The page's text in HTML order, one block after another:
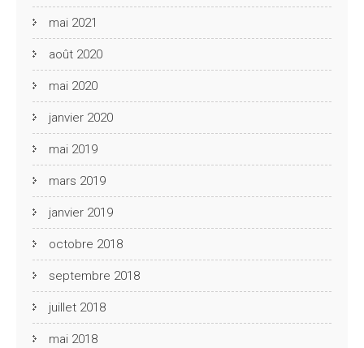
mai 2021
août 2020
mai 2020
janvier 2020
mai 2019
mars 2019
janvier 2019
octobre 2018
septembre 2018
juillet 2018
mai 2018